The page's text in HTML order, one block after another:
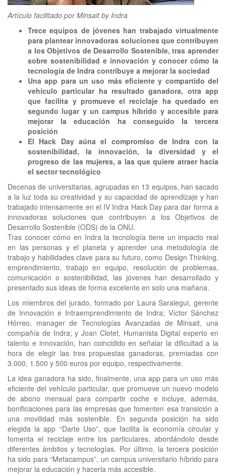
Artículo facilitado por Minsait by Indra
Trece equipos de jóvenes han trabajado virtualmente
para plantear innovadoras soluciones que contribuyen
a los Objetivos de Desarrollo Sostenible, tras aprender
sobre sostenibilidad e innovación y conocer cómo la
tecnología de Indra contribuye a mejorar la sociedad
Una app para un uso más eficiente y compartido del
vehículo particular ha resultado ganadora, otra app
que facilita y promueve el reciclaje ha quedado en
segundo lugar y un campus híbrido y accesible para
mejorar la educación ha conseguido la tercera
posición
El Hack Day aúna el compromiso de Indra con la
sostenibilidad, la innovación, la diversidad y el
progreso de las mujeres, a las que quiere atraer hacia
el sector tecnológico
Decenas de universitarias, agrupadas en 13 equipos, han sacado
a la luz toda su creatividad y su capacidad de aprendizaje y han
trabajado intensamente en el IV Indra Hack Day para dar forma a
innovadoras soluciones que contribuyen a los Objetivos de
Desarrollo Sostenible (ODS) de la ONU.
Tras conocer cómo en Indra la tecnología tiene un impacto real
en las personas y el planeta y aprender una metodología de
trabajo y habilidades clave para su futuro, como Design Thinking,
emprendimiento, trabajo en equipo, resolución de problemas,
comunicación o sostenibilidad, las jóvenes han desarrollado y
presentado sus ideas de forma excelente en solo una mañana.
Los miembros del jurado, formado por Laura Saralegui, gerente
de Innovación e Intraemprendimiento de Indra; Víctor Sánchez
Hórreo, manager de Tecnologías Avanzadas de Minsait, una
compañía de Indra; y Joan Clotet, Humanista Digital experto en
talento e innovación, han coincidido en señalar la dificultad a la
hora de elegir las tres propuestas ganadoras, premiadas con
3.000, 1.500 y 500 euros por equipo, respectivamente.
La idea ganadora ha sido, finalmente, una app para un uso más
eficiente del vehículo particular, que promueve un nuevo modelo
de abono mensual para compartir coche e incluye, además,
bonificaciones para las empresas que fomenten esa transición a
una movilidad más sostenible. En segunda posición ha sido
elegida la app “Darte Uso”, que facilita la economía circular y
fomenta el reciclaje entre los particulares, abordándolo desde
diferentes ámbitos y tecnologías. Por último, la tercera posición
ha sido para “Metacampus”, un campus universitario híbrido para
mejorar la educación y hacerla más accesible.